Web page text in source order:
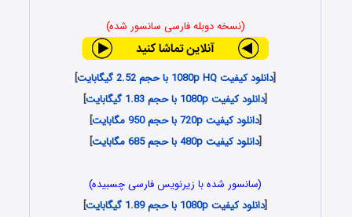
(نسخه دوبله فارسی سانسور شده)
[دانلود کیفیت 1080p HQ با حجم 2.52 گیگابایت
]
[دانلود کیفیت 1080p با حجم 1.83 گیگابایت
]
[دانلود کیفیت 720p با حجم 950 مگابایت
]
[دانلود کیفیت 480p با حجم 685 مگابایت ]
(سانسور شده با زیرنویس فارسی چسبیده)
[دانلود کیفیت 1080p با حجم 1.89 گیگابایت
]